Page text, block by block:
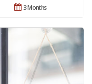
3 Months